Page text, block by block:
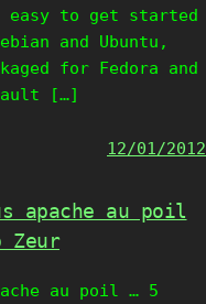
easy to get started
and Ubuntu,
for Fedora and
[…]
12/01/2012
apache au poil
Zeur
au poil … 5